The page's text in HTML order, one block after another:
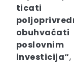
ticati
investicija“,